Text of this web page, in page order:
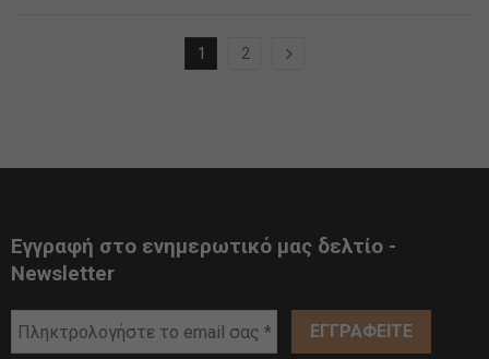
1 2
Εγγραφή στο ενημερωτικό μας δελτίο -
Newsletter